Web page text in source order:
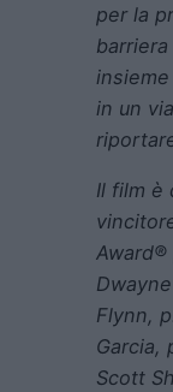
per la
in un
Il film è
Flynn,
Garcia,
Scott